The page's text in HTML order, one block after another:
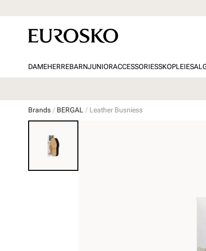
DAMEHERREBARNJUNIORACCESSORIESSKOPLEIE
Brands BERGAL Leather Busniess